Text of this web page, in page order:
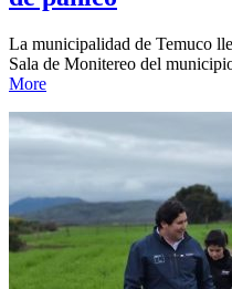
La municipalidad de Temuco
Sala de Monitereo del
More